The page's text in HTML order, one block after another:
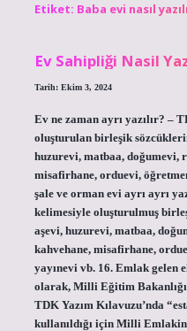
Etiket: Baba evi nasıl
Ev Sahipliği Nasil
Tarih: Ekim 3, 2024
Ev ne zaman ayrı yazılır? –
oluşturulan birleşik
huzurevi, matbaa, doğumevi,
misafirhane, orduevi,
şale ve orman evi ayrı ayrı
kelimesiyle oluşturulmuş
aşevi, huzurevi, matbaa,
kahvehane, misafirhane,
yayınevi vb. 16. Emlak gelen
olarak, Milli Eğitim
TDK Yazım Kılavuzu’nda
kullanıldığı için Milli